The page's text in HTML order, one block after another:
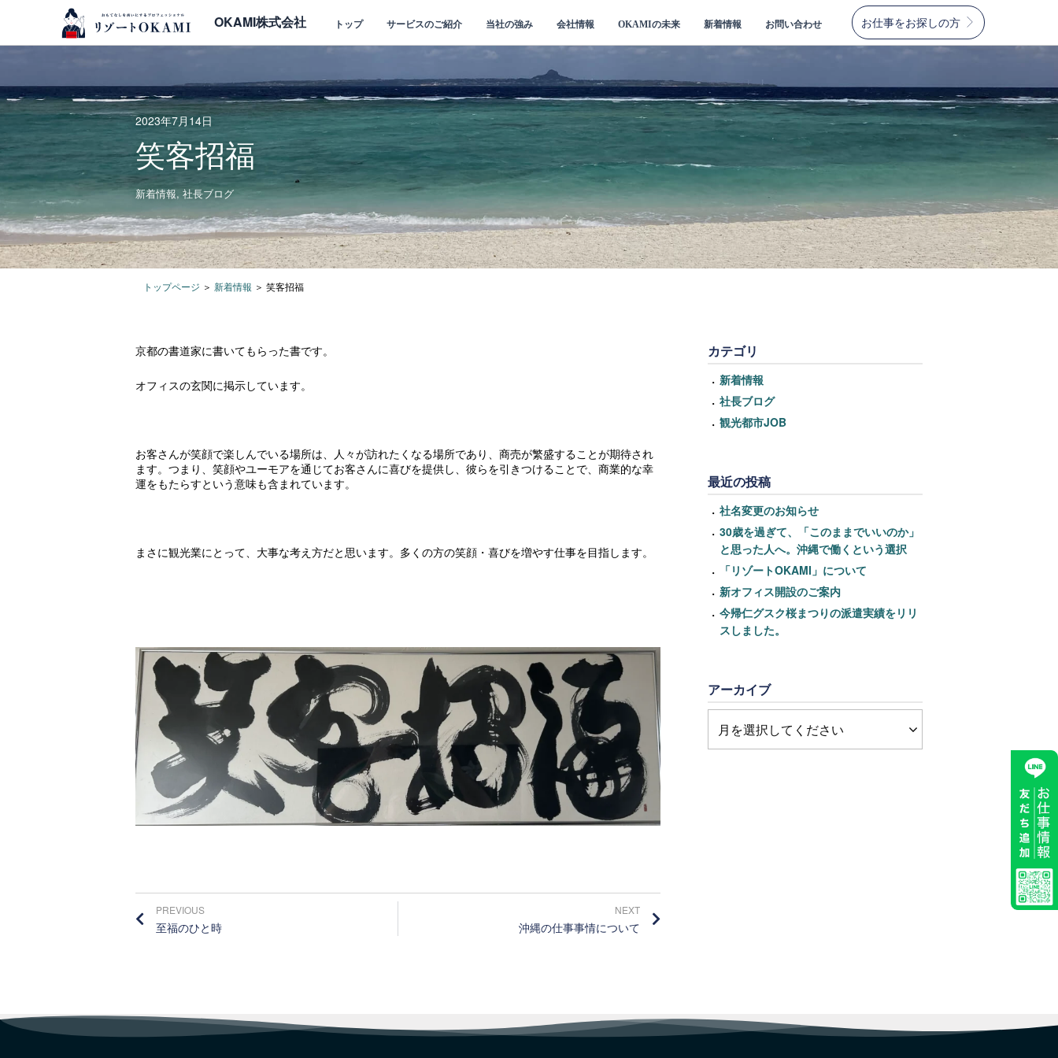
OKAMI株式会社 トップ サービスのご紹介 当社の強み 会社情報 OKAMIの未来 新着情報 お問い合わせ お仕事をお探しの方
2023年7月14日
笑客招福
新着情報,社長ブログ
トップページ ＞ 新着情報 ＞ 笑客招福
京都の書道家に書いてもらった書です。
オフィスの玄関に掲示しています。
お客さんが笑顔で楽しんでいる場所は、人々が訪れたくなる場所であり、商売が繁盛することが期待され
ます。つまり、笑顔やユーモアを通じてお客さんに喜びを提供し、彼らを引きつけることで、商業的な幸
運をもたらすという意味も含まれています。
まさに観光業にとって、大事な考え方だと思います。多くの方の笑顔・喜びを増やす仕事を目指します。
PREVIOUS
至福のひと時
NEXT
沖縄の仕事事情について
カテゴリ
新着情報
社長ブログ
観光都市JOB
最近の投稿
社名変更のお知らせ
30歳を過ぎて、「このままでいいのか」
と思った人へ。沖縄で働くという選択
「リゾートOKAMI」について
新オフィス開設のご案内
今帰仁グスク桜まつりの派遣実績をリリ
スしました。
アーカイブ